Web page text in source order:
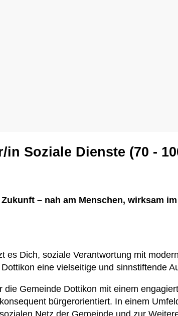
in Soziale Dienste (70 -
– nah am Menschen, wirksam
Dich, soziale Verantwortung mit
eine vielseitige und sinnstiftende
Gemeinde Dottikon mit einem
bürgerorientiert. In einem
Netz der Gemeinde und zur